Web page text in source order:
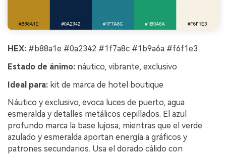
HEX: #b88a1e #0a2342 #1f7a8c #1b9a6a #f6f1e3
Estado de ánimo: náutico, vibrante, exclusivo
Ideal para: kit de marca de hotel boutique
Náutico y exclusivo, evoca luces de puerto, agua
esmeralda y detalles metálicos cepillados. El azul
profundo marca la base lujosa, mientras que el verde
azulado y esmeralda aportan energía a gráficos y
patrones secundarios. Usa el dorado cálido con